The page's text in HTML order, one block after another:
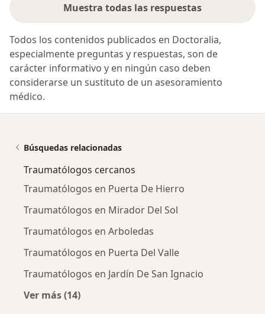
Muestra todas las respuestas
Todos los contenidos publicados en Doctoralia,
especialmente preguntas y respuestas, son de
carácter informativo y en ningún caso deben
considerarse un sustituto de un asesoramiento
médico.
Búsquedas relacionadas
Traumatólogos cercanos
Traumatólogos en Puerta De Hierro
Traumatólogos en Mirador Del Sol
Traumatólogos en Arboledas
Traumatólogos en Puerta Del Valle
Traumatólogos en Jardín De San Ignacio
Ver más (14)